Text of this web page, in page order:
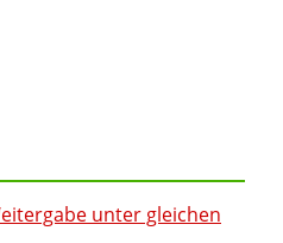
unter gleichen